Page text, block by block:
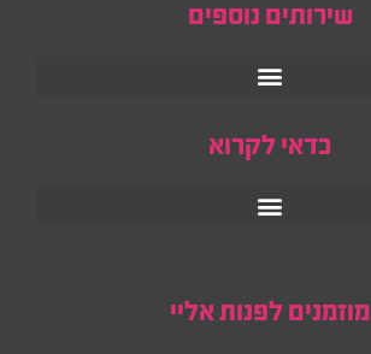
שירותים נוספים
כדאי לקרוא
מוזמנים לפנות אליי